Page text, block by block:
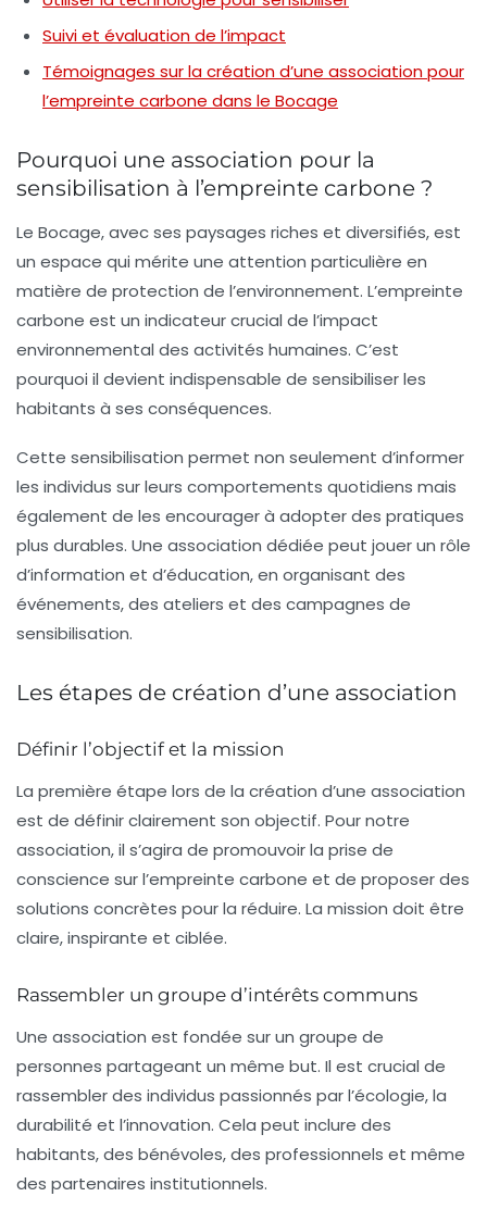
Suivi et évaluation de l’impact
Témoignages sur la création d’une association pour
l’empreinte carbone dans le Bocage
Pourquoi une association pour la
sensibilisation à l’empreinte carbone ?
Le Bocage, avec ses paysages riches et diversifiés, est
un espace qui mérite une attention particulière en
matière de protection de l’environnement. L’empreinte
carbone est un indicateur crucial de l’impact
environnemental des activités humaines. C’est
pourquoi il devient indispensable de sensibiliserles
habitants à ses conséquences.
Cette sensibilisation permet non seulement d’informer
les individus sur leurs comportements quotidiens mais
également de les encourager à adopter des pratiques
plus durables. Une association dédiée peut jouer un rôle
d’information et d’éducation, en organisant des
événements, des ateliers et des campagnes de
sensibilisation.
Les étapes de création d’une association
Définir l’objectif et la mission
La première étape lors de la création d’une association
est de définir clairement son objectif. Pour notre
association, il s’agira de promouvoir la prise de
conscience sur l’empreinte carbone et de proposer des
solutions concrètes pour la réduire. La mission doit être
claire, inspirante et ciblée.
Rassembler un groupe d’intérêts communs
Une association est fondée sur un groupe de
personnes partageant un même but. Il est crucial de
rassembler des individus passionnés par l’écologie, la
durabilité et l’innovation. Cela peut inclure des
habitants, des bénévoles, des professionnels et même
des partenaires institutionnels.